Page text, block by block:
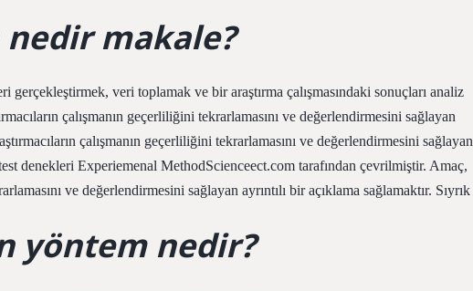
makale?
veri toplamak ve bir araştırma çalışmasındaki sonuçları analiz
çalışmanın geçerliliğini tekrarlamasını ve değerlendirmesini sağlayan
çalışmanın geçerliliğini tekrarlamasını ve değerlendirmesini sağlayan
denekleri Experiemenal MethodScienceect.com tarafından çevrilmiştir. Amaç,
ve değerlendirmesini sağlayan ayrıntılı bir açıklama sağlamaktır. Sıyrık
yöntem nedir?